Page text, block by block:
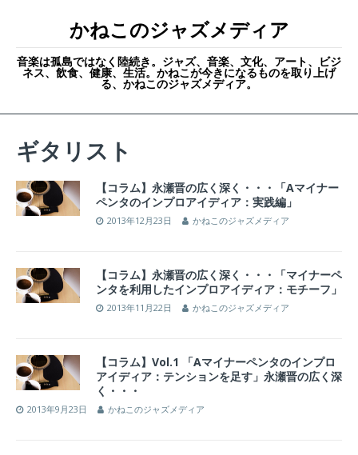
かねこのジャズメディア
音楽は孤島ではなく陸続き。ジャズ、音楽、文化、アート、ビジ
ネス、飲食、健康、生活。かねこが今きになるものを取り上げ
る、かねこのジャズメディア。
ギタリスト
【コラム】永瀬晋の広く深く・・・「Aマイナー
ペンタのインプロアイディア：実践編」
2013年12月23日 かねこのジャズメディア
【コラム】永瀬晋の広く深く・・・「マイナーペ
ンタを利用したインプロアイディア：モチーフ」
2013年11月22日 かねこのジャズメディア
【コラム】Vol.1 「Aマイナーペンタのインプロ
アイディア：テンションを足す」永瀬晋の広く深
く・・・
2013年9月23日 かねこのジャズメディア